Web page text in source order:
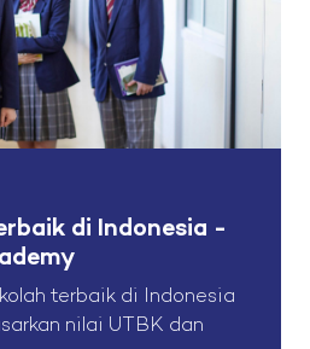
di Indonesia -
terbaik di Indonesia
nilai UTBK dan